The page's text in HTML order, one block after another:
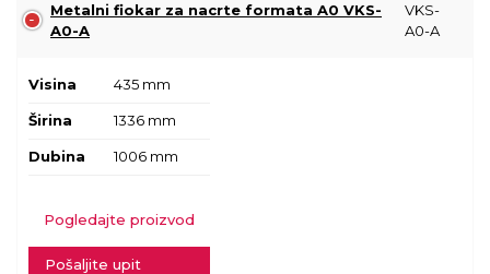
Metalni fiokar za nacrte formata A0 VKS-
A0-A
VKS-
A0-A
Visina 435 mm
Širina 1336 mm
Dubina 1006 mm
Pogledajte proizvod
Pošaljite upit